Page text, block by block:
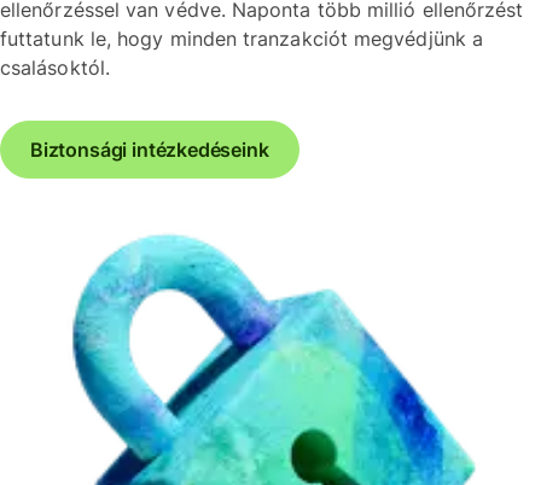
ellenőrzéssel van védve. Naponta több millió ellenőrzést
futtatunk le, hogy minden tranzakciót megvédjünk a
csalásoktól.
Biztonsági intézkedéseink